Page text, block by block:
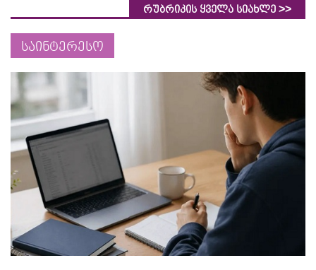
რუბრიკის ყველა სიახლე >>
საინტერესო